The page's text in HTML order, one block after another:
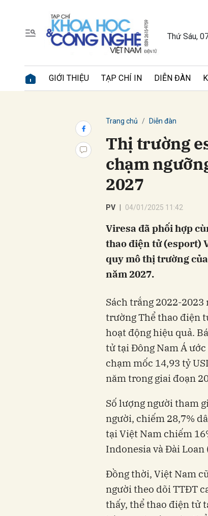
Thứ Sáu,
GIỚI THIỆU TẠP CHÍ IN DIỄN ĐÀN
Trang chủ Diễn đàn
Thị trường
chạm
2027
PV 04/01/2025 11:42
Viresa đã phối hợp
thao điện tử (esport) Việt Nam
quy mô thị trường
năm 2027.
trường Thể thao điện
hoạt động hiệu quả.
tử tại Đông Nam Á
chạm mốc 14,93 tỷ
người, chiếm 28,7%
tại Việt Nam chiếm
Indonesia và Đài Loan
Đồng thời, Việt Nam
người theo dõi TTĐT
thấy, thể thao điện tử